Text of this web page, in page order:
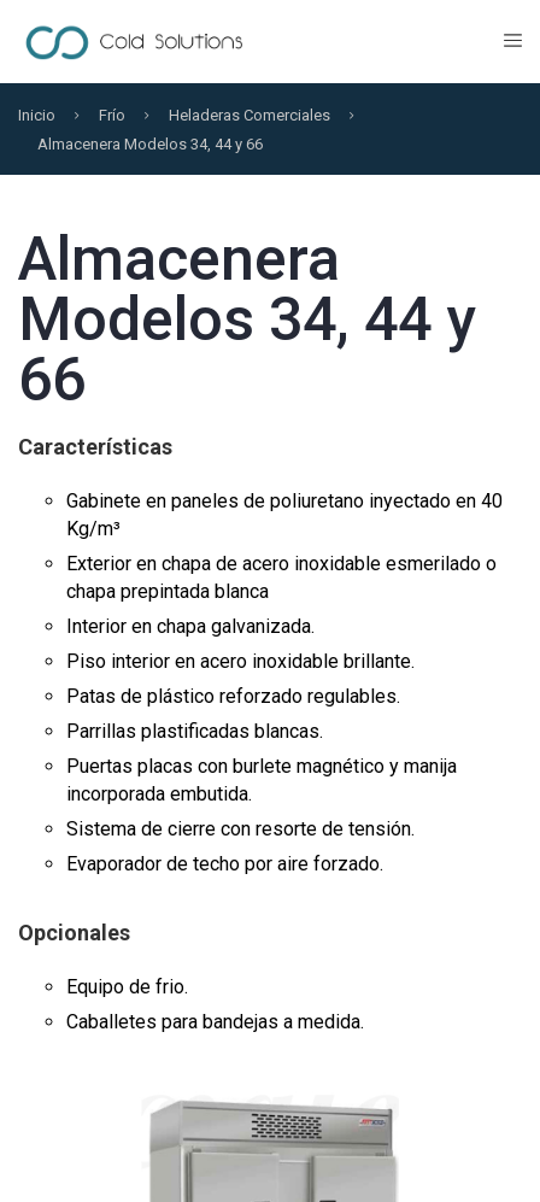
Inicio Frío
Heladeras Comerciales
Almacenera Modelos 34, 44 y 66
Almacenera
Modelos 34, 44 y
66
Características
Gabinete en paneles de poliuretano inyectado en 40
Kg/m³
Exterior en chapa de acero inoxidable esmerilado o
chapa prepintada blanca
Interior en chapa galvanizada.
Piso interior en acero inoxidable brillante.
Patas de plástico reforzado regulables.
Parrillas plastificadas blancas.
Puertas placas con burlete magnético y manija
incorporada embutida.
Sistema de cierre con resorte de tensión.
Evaporador de techo por aire forzado.
Opcionales
Equipo de frio.
Caballetes para bandejas a medida.